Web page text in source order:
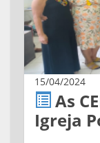
15/04/2024
As
Igreja